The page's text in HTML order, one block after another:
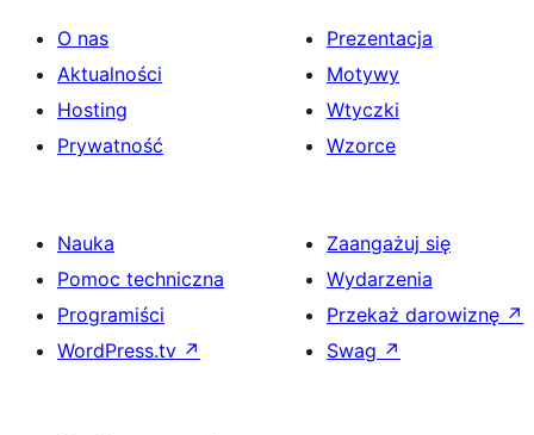
O nas
Aktualności
Hosting
Prywatność
Prezentacja
Motywy
Wtyczki
Wzorce
Nauka
Pomoc techniczna
Programiści
WordPress.tv ↗
Zaangażuj się
Wydarzenia
Przekaż darowiznę ↗
Swag ↗